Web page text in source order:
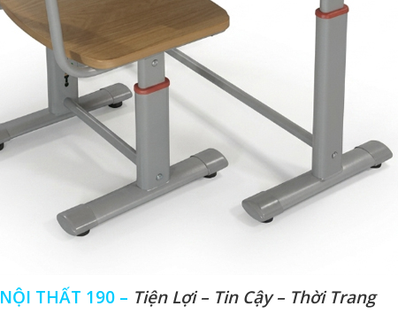
NỘI THẤT 190 – Tiện Lợi – Tin Cậy – Thời Trang